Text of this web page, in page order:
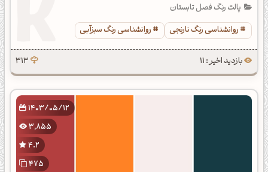
پالت رنگ فصل تابستان
روانشناسی رنگ نارنجی
روانشناسی رنگ سبزآبی
بازدید اخیر : 11 313
1403/05/12
3,855
4.2
475